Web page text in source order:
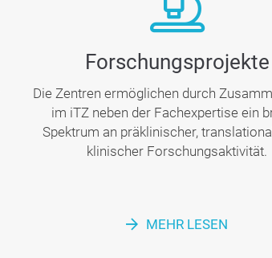
Forschungs­projekte
Die Zentren ermöglichen durch
im iTZ neben der Fachexpertise ein
Spektrum an präklinischer,
klinischer Forschungsaktivität.
MEHR LESEN